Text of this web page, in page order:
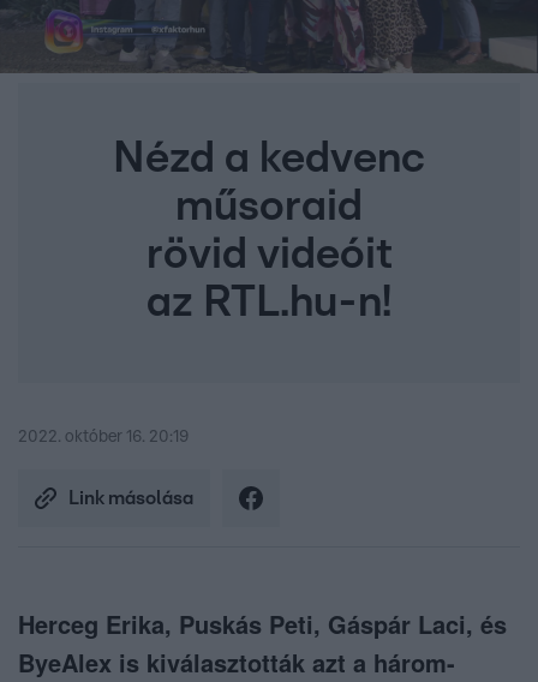
Nézd a kedvenc
műsoraid
rövid videóit
az RTL.hu-n!
2022. október 16. 20:19
Link másolása
Herceg Erika, Puskás Peti, Gáspár Laci, és
ByeAlex is kiválasztották azt a három-